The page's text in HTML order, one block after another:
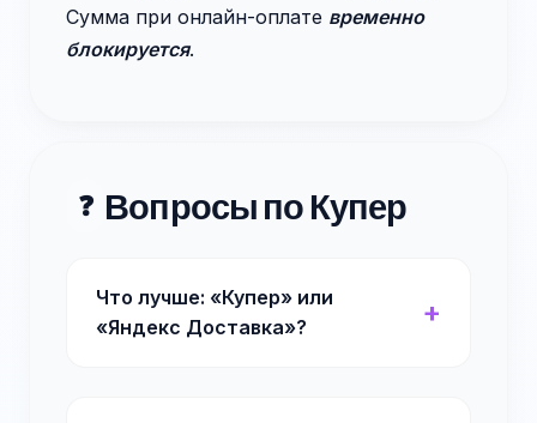
Сумма при онлайн-оплате временно
блокируется.
❓ Вопросы по Купер
Что лучше: «Купер» или
«Яндекс Доставка»?